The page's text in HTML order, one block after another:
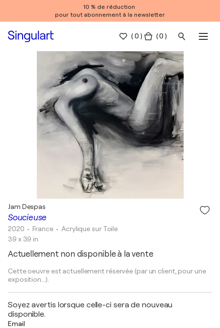
10 % de réduction
pour tout abonnement à la newsletter
(0 ) ( 0 )
Soucieuse
Jam Despas
2020 • France •Acrylique sur Toile
39 x 39 in
Actuellement non disponible à la vente
Cette oeuvre est actuellement réservée (par un client, pour une
exposition...).
Soyez avertis lorsque celle-ci sera de nouveau
disponible.
Email